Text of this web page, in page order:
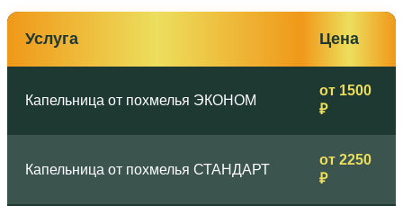
Услуга Цена
Капельница от похмелья ЭКОНОМ
от 1500
₽
Капельница от похмелья СТАНДАРТ
от 2250
₽